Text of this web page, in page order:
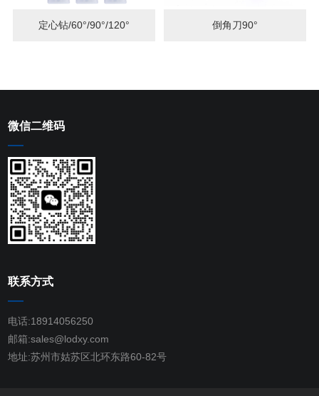
定心钻/60°/90°/120° 倒角刀90°
微信二维码
联系方式
电话:18914056250
邮箱:sales@lodxy.com
地址:苏州市姑苏区北环东路60-82号